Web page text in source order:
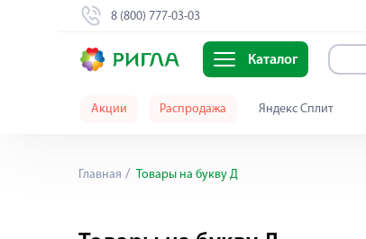
8 (800) 777-03-03
Каталог
Акции Распродажа Яндекс Сплит
Главная Товары на букву Д